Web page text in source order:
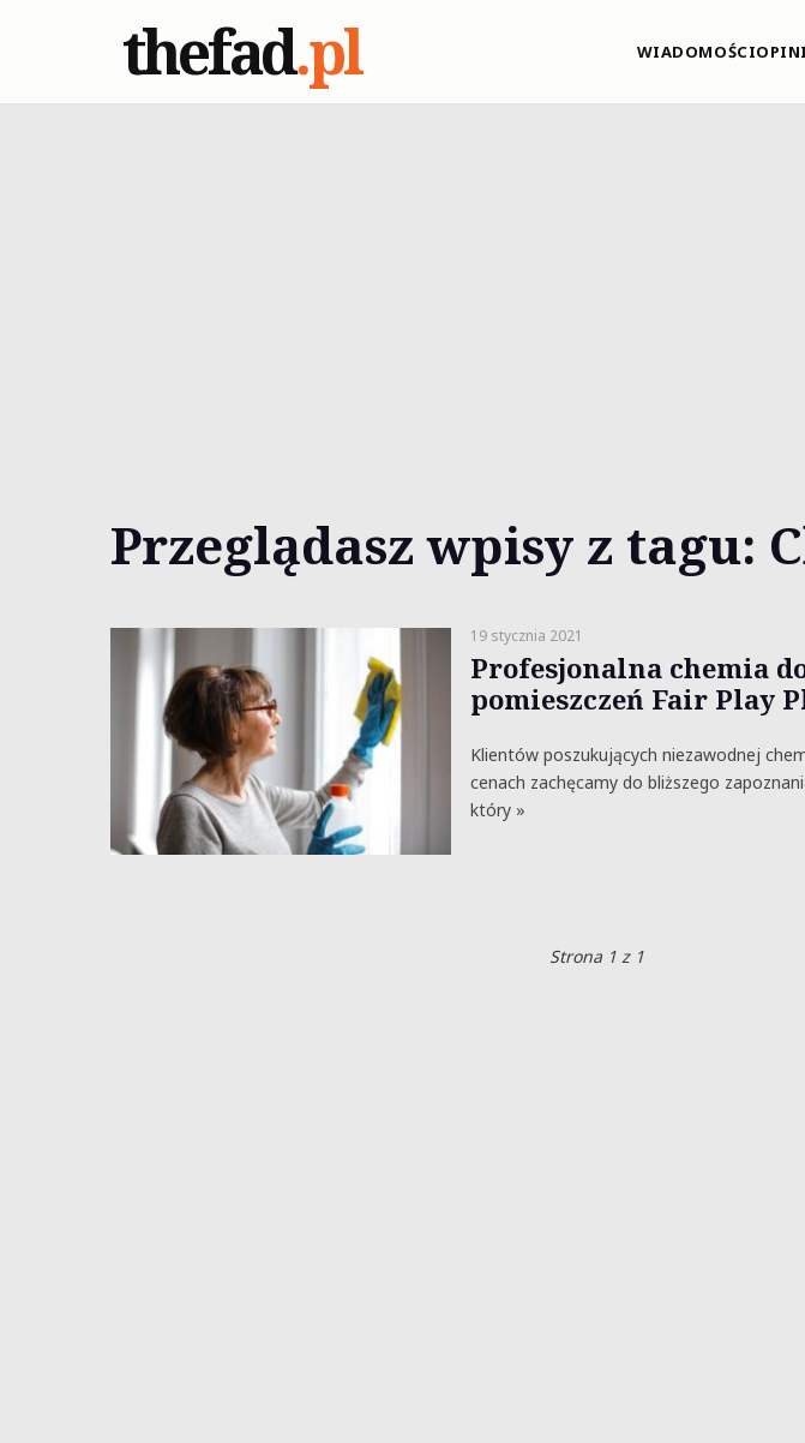
thefad.pl WIADOMOŚCI
Przeglądasz wpisy z tagu:
19 stycznia 2021
Profesjonalna chemia
pomieszczeń Fair Play
Klientów poszukujących niezawodnej
cenach zachęcamy do bliższego
który »
Strona 1 z 1